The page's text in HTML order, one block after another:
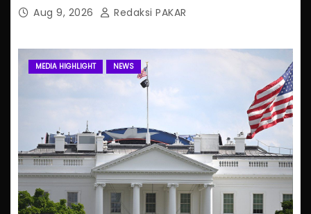
Aug 9, 2026 Redaksi PAKAR
MEDIA HIGHLIGHT NEWS